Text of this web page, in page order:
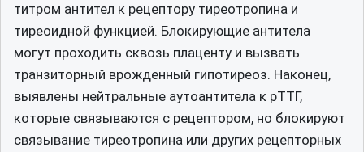
титром антител к рецептору тиреотропина и
тиреоидной функцией. Блокирующие антитела
могут проходить сквозь плаценту и вызвать
транзиторный врожденный гипотиреоз. Наконец,
выявлены нейтральные аутоантитела к рТТГ,
которые связываются с рецептором, но блокируют
связывание тиреотропина или других рецепторных